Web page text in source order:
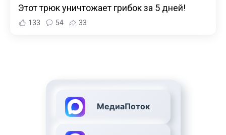
Этот трюк уничтожает грибок за 5 дней!
133 54 33
МедиаПоток